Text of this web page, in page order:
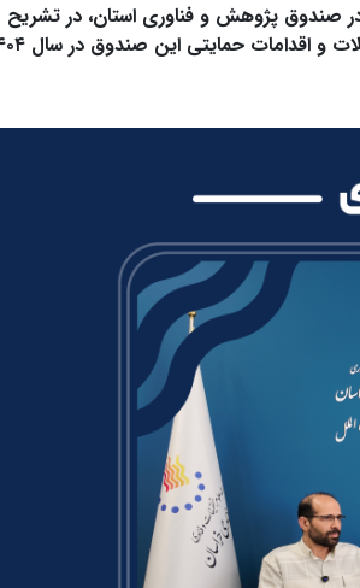
صندوق پژوهش و فناوری استان، در تشریح
گزارش عملکرد صندوق پژوهش و فناوری استان، از رشد قابل توجه